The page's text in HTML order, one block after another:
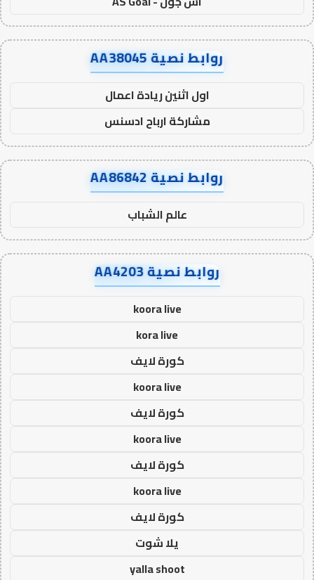
روابط نصية AA38045
اول اثنين ريادة اعمال
مشاركة ارباح ادسنس
روابط نصية AA86842
عالم الشباب
روابط نصية AA4203
koora live
kora live
كورة لايف
koora live
كورة لايف
koora live
كورة لايف
koora live
كورة لايف
يلا شوت
yalla shoot